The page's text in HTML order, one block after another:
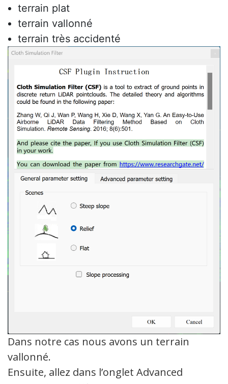
terrain plat
terrain vallonné
terrain très accidenté
Dans notre cas nous avons un terrain
vallonné.
Ensuite, allez dans l’onglet Advanced